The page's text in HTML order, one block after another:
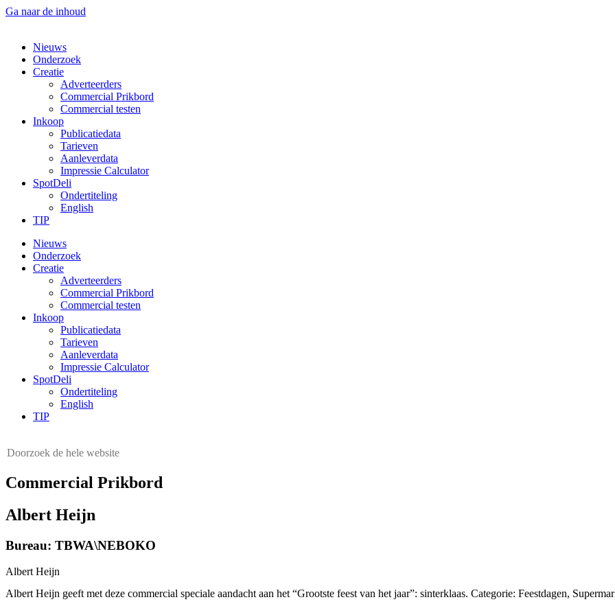
Ga naar de inhoud
Nieuws
Onderzoek
Creatie
Adverteerders
Commercial Prikbord
Commercial testen
Inkoop
Publicatiedata
Tarieven
Aanleverdata
Impressie Calculator
SpotDeli
Ondertiteling
English
TIP
Nieuws
Onderzoek
Creatie
Adverteerders
Commercial Prikbord
Commercial testen
Inkoop
Publicatiedata
Tarieven
Aanleverdata
Impressie Calculator
SpotDeli
Ondertiteling
English
TIP
Commercial Prikbord
Albert Heijn
Bureau: TBWA\NEBOKO
Albert Heijn
Albert Heijn geeft met deze commercial speciale aandacht aan het “Grootste feest van het jaar”: sinterklaas. Categorie: Feestdagen,